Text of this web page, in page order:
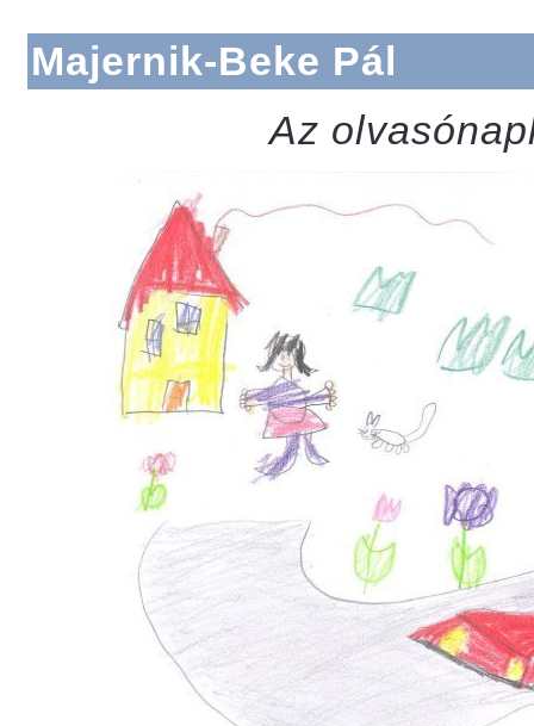
Majernik-Beke Pál
Az